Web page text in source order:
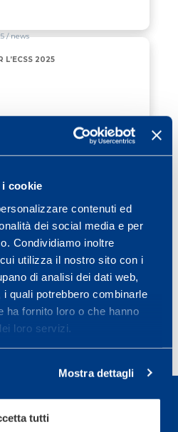
cookie
contenuti ed
dei social media e per
Condividiamo inoltre
utilizza il nostro sito con i
di analisi dei dati web,
quali potrebbero combinarle
ha fornito loro o che hanno
loro servizi.
Mostra dettagli
tutti
2025
/ news
L’ECSS 2025
MAPEI PER I CIRCUITI
/ motorsports
MAPEI PER I CIRCUITI
LA SOSTENIBILITA’